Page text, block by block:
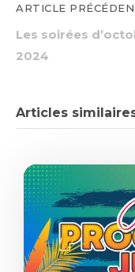
ARTICLE
Les soirées
2024
Articles